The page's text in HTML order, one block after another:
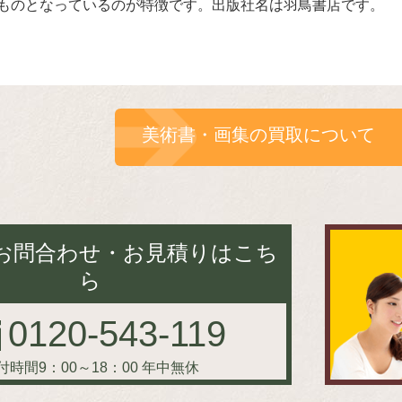
のとなっているのが特徴です。出版社名は羽鳥書店です。
美術書・画集の買取について
問合わせ・お見積りはこち
ら
0120-543-119
時間9：00～18：00 年中無休